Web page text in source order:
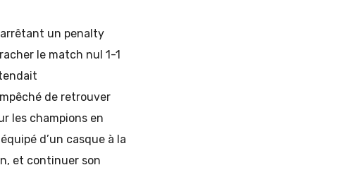
un penalty
le match nul 1-1
de retrouver
les champions en
d’un casque à la
et continuer son